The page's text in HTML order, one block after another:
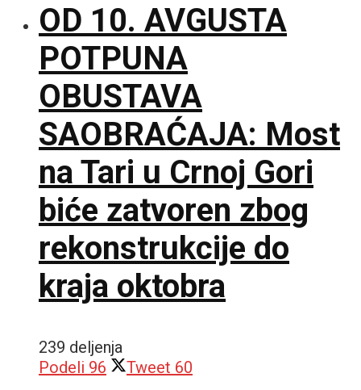
OD 10. AVGUSTA
POTPUNA
OBUSTAVA
SAOBRAĆAJA: Most
na Tari u Crnoj Gori
biće zatvoren zbog
rekonstrukcije do
kraja oktobra
239 deljenja
Podeli 96 Tweet 60